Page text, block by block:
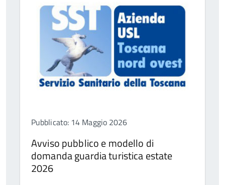
Pubblicato: 14 Maggio 2026
Avviso pubblico e modello di
domanda guardia turistica estate
2026